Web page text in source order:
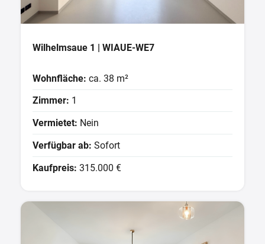
Wilhelmsaue 1 | WIAUE-WE7
Wohnfläche: ca. 38 m²
Zimmer: 1
Vermietet: Nein
Verfügbar ab: Sofort
Kaufpreis: 315.000 €